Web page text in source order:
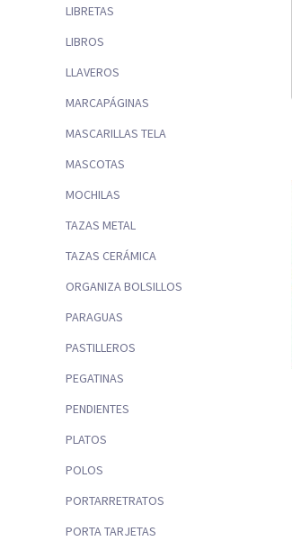
LIBRETAS
LIBROS
LLAVEROS
MARCAPÁGINAS
MASCARILLAS TELA
MASCOTAS
MOCHILAS
TAZAS METAL
TAZAS CERÁMICA
ORGANIZA BOLSILLOS
PARAGUAS
PASTILLEROS
PEGATINAS
PENDIENTES
PLATOS
POLOS
PORTARRETRATOS
PORTA TARJETAS